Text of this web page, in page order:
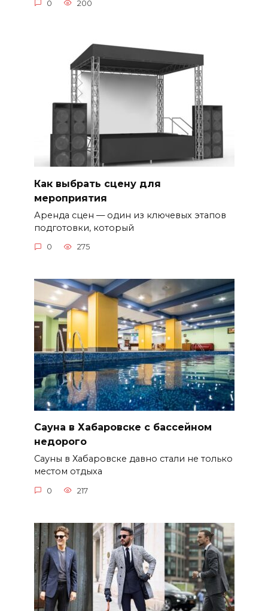
0 200
Как выбрать сцену для
мероприятия
Аренда сцен — один из ключевых этапов
подготовки, который
0 275
Сауна в Хабаровске с бассейном
недорого
Сауны в Хабаровске давно стали не только
местом отдыха
0 217